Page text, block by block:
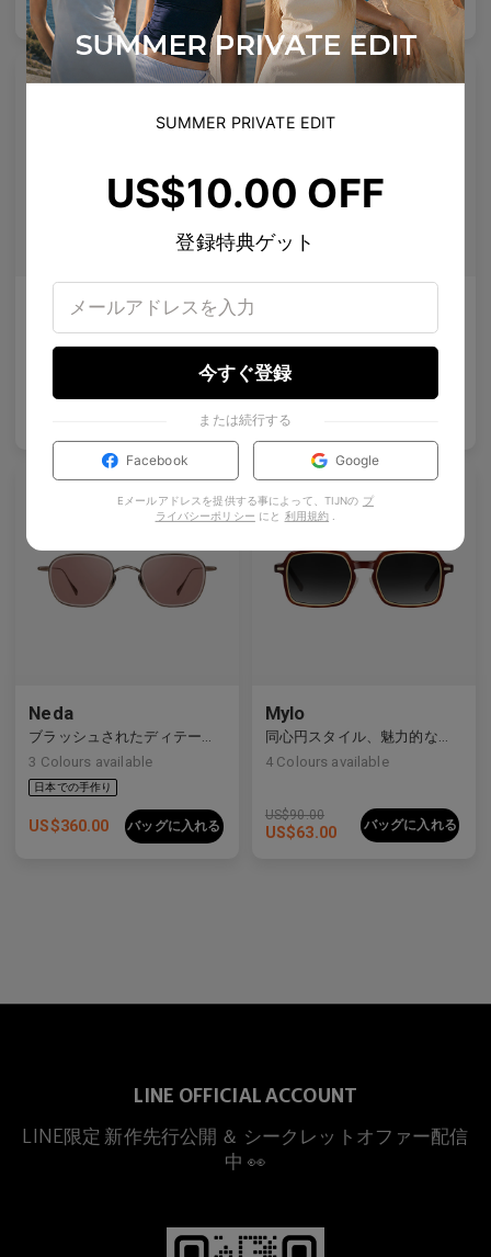
プレミアムチタニウム プレミアムチタニウム
US$ 120.00 バッグに入れる US$ 100.00 バッグに入れる
Melisha
偏光レンズ
Colours available
バッグに入れる
携帯可能な偏光サングラスレンズ
4 Colours available
US$
Neda
ブラッシュされたディテールを持つすっきりとしたライン
3 Colours available
US$360.00 バッグに入れる
Mylo
同心円スタイル、魅力的な構造
4 Colours available
US$90.00
US$63.00 バッグに入れる
LINE OFFICIAL ACCOUNT
LINE限定 新作先行公開 ＆ シークレットオファー配信
中 👀
SUMMER PRIVATE EDIT
US$10.00 OFF
登録特典ゲット
今すぐ登録
または続行する
Facebook Google
Eメールアドレスを提供する事によって、TIJNの プ
ライバシーポリシー にと 利用規約